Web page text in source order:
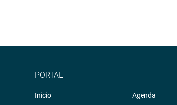
PORTAL
Inicio
Agenda